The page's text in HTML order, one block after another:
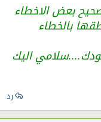
بعض الاخطاء
بالخطاء
اليك
رد